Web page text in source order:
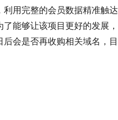
用完整的会员数据精准触达
能够让该项目更好的发展，
会是否再收购相关域名，目